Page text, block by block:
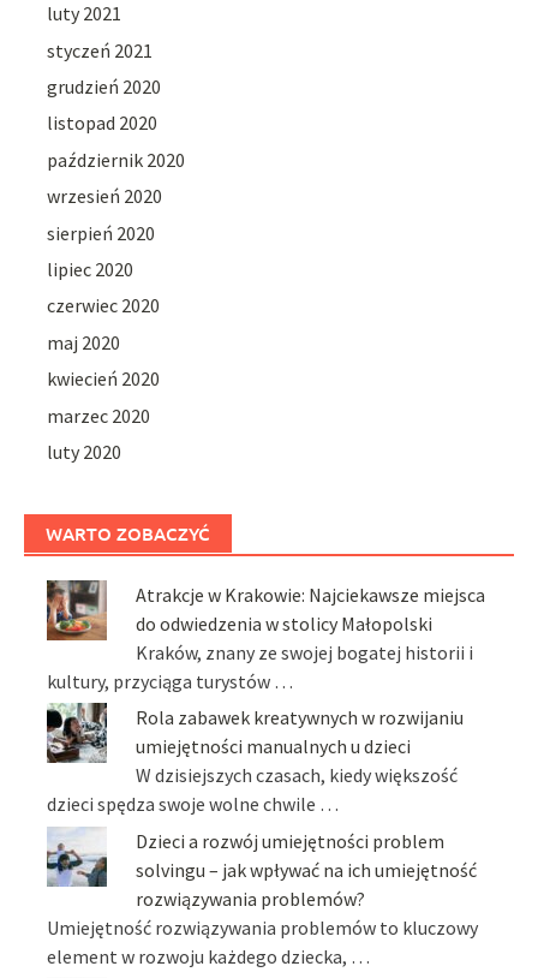
luty 2021
styczeń 2021
grudzień 2020
listopad 2020
październik 2020
wrzesień 2020
sierpień 2020
lipiec 2020
czerwiec 2020
maj 2020
kwiecień 2020
marzec 2020
luty 2020
WARTO ZOBACZYĆ
Atrakcje w Krakowie: Najciekawsze miejsca
do odwiedzenia w stolicy Małopolski
Kraków, znany ze swojej bogatej historii i
kultury, przyciąga turystów …
Rola zabawek kreatywnych w rozwijaniu
umiejętności manualnych u dzieci
W dzisiejszych czasach, kiedy większość
dzieci spędza swoje wolne chwile …
Dzieci a rozwój umiejętności problem
solvingu – jak wpływać na ich umiejętność
rozwiązywania problemów?
Umiejętność rozwiązywania problemów to kluczowy
element w rozwoju każdego dziecka, …